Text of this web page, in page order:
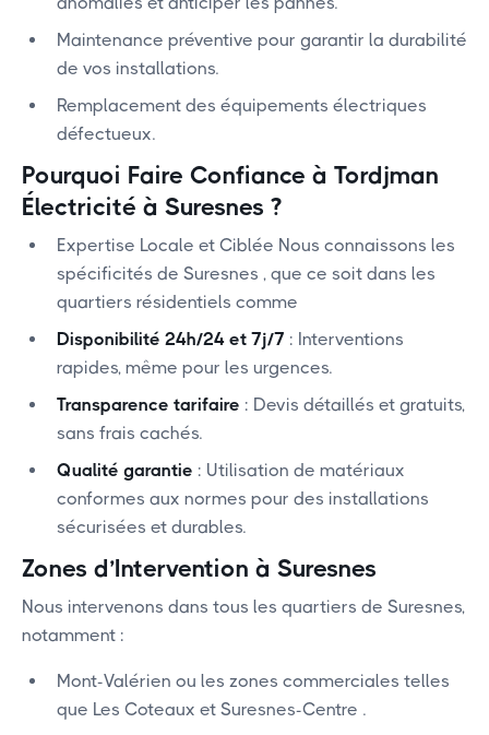
Maintenance préventive pour garantir la durabilité
de vos installations.
Remplacement des équipements électriques
défectueux.
Pourquoi Faire Confiance à Tordjman
Électricité à Suresnes ?
Expertise Locale et Ciblée Nous connaissons les
spécificités de Suresnes , que ce soit dans les
quartiers résidentiels comme
Disponibilité 24h/24 et 7j/7 : Interventions
rapides, même pour les urgences.
Transparence tarifaire : Devis détaillés et gratuits,
sans frais cachés.
Qualité garantie : Utilisation de matériaux
conformes aux normes pour des installations
sécurisées et durables.
Zones d’Intervention à Suresnes
Nous intervenons dans tous les quartiers de Suresnes,
notamment :
Mont-Valérien ou les zones commerciales telles
que Les Coteaux et Suresnes-Centre .